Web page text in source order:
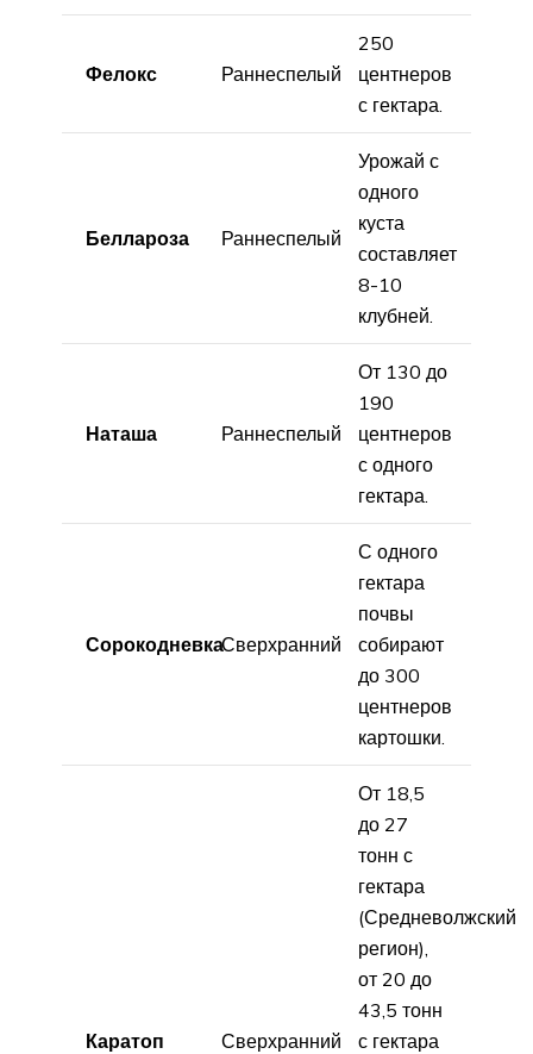
Фелокс Раннеспелый
250
центнеров
с гектара.
Беллароза Раннеспелый
Урожай с
одного
куста
составляет
8-10
клубней.
Наташа Раннеспелый
От 130 до
190
центнеров
с одного
гектара.
СорокодневкаСверхранний
С одного
гектара
почвы
собирают
до 300
центнеров
картошки.
Каратоп Сверхранний
От 18,5
до 27
тонн с
гектара
(Средневолжский
регион),
от 20 до
43,5 тонн
с гектара